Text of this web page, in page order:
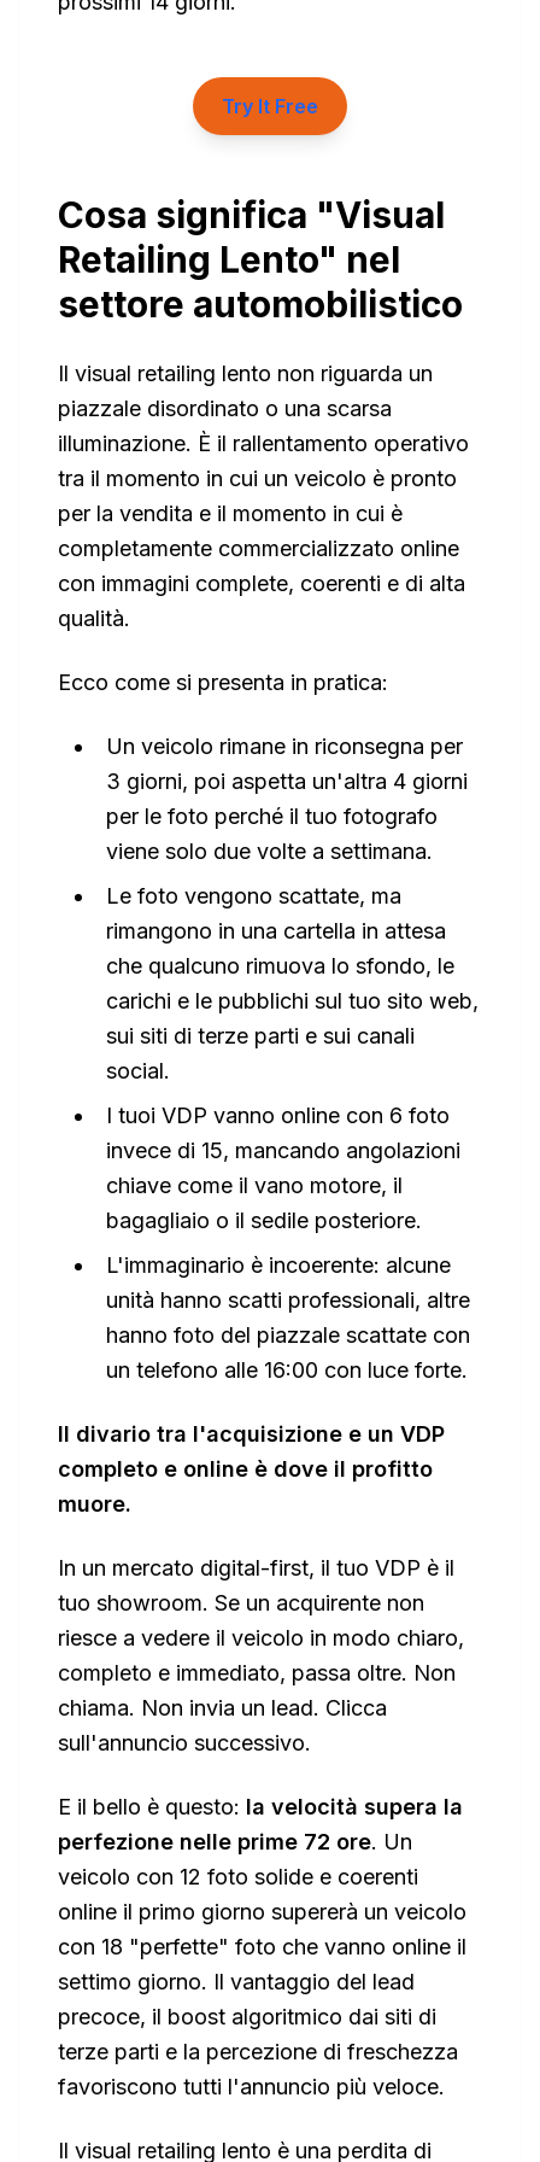
Try It Free
Cosa significa "Visual
Retailing Lento" nel
settore automobilistico
Il visual retailing lento non riguarda un
piazzale disordinato o una scarsa
illuminazione. È il rallentamento operativo
tra il momento in cui un veicolo è pronto
per la vendita e il momento in cui è
completamente commercializzato online
con immagini complete, coerenti e di alta
qualità.
Ecco come si presenta in pratica:
Un veicolo rimane in riconsegna per
3 giorni, poi aspetta un'altra 4 giorni
per le foto perché il tuo fotografo
viene solo due volte a settimana.
Le foto vengono scattate, ma
rimangono in una cartella in attesa
che qualcuno rimuova lo sfondo, le
carichi e le pubblichi sul tuo sito web,
sui siti di terze parti e sui canali
social.
I tuoi VDP vanno online con 6 foto
invece di 15, mancando angolazioni
chiave come il vano motore, il
bagagliaio o il sedile posteriore.
L'immaginario è incoerente: alcune
unità hanno scatti professionali, altre
hanno foto del piazzale scattate con
un telefono alle 16:00 con luce forte.
Il divario tra l'acquisizione e un VDP
completo e online è dove il profitto
muore.
In un mercato digital-first, il tuo VDP è il
tuo showroom. Se un acquirente non
riesce a vedere il veicolo in modo chiaro,
completo e immediato, passa oltre. Non
chiama. Non invia un lead. Clicca
sull'annuncio successivo.
E il bello è questo: la velocità supera la
perfezione nelle prime 72 ore. Un
veicolo con 12 foto solide e coerenti
online il primo giorno supererà un veicolo
con 18 "perfette" foto che vanno online il
settimo giorno. Il vantaggio del lead
precoce, il boost algoritmico dai siti di
terze parti e la percezione di freschezza
favoriscono tutti l'annuncio più veloce.
Il visual retailing lento è una perdita di